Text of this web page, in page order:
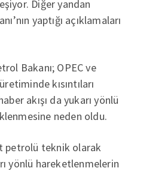
Diğer yandan
yaptığı açıklamaları
Bakanı; OPEC ve
kısıntıları
akışı da yukarı yönlü
neden oldu.
petrolü teknik olarak
yönlü hareketlenmelerin